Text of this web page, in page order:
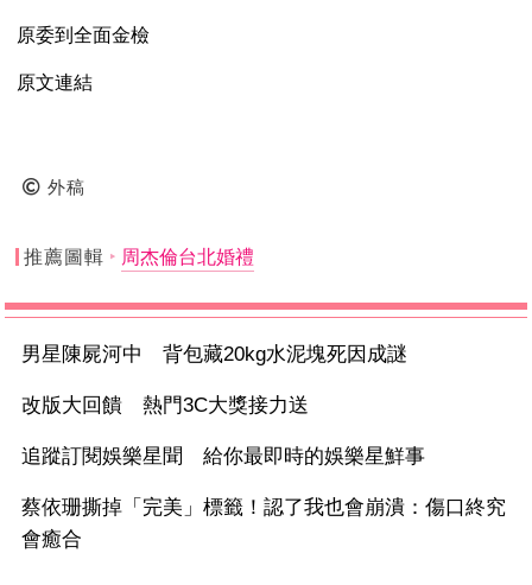
原委到全面金檢
原文連結
外稿
推薦圖輯 周杰倫台北婚禮
男星陳屍河中 背包藏20kg水泥塊死因成謎
改版大回饋 熱門3C大獎接力送
追蹤訂閱娛樂星聞 給你最即時的娛樂星鮮事
蔡依珊撕掉「完美」標籤！認了我也會崩潰：傷口終究
會癒合